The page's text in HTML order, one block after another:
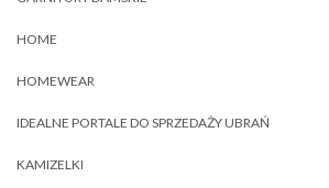
HOME
HOMEWEAR
IDEALNE PORTALE DO SPRZEDAŻY UBRAŃ
KAMIZELKI